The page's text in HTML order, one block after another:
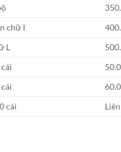
chữ I
L
cái